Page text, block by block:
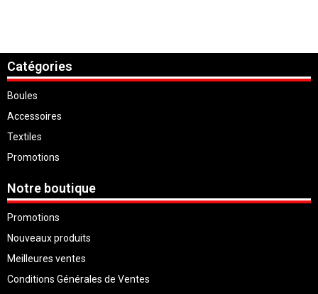
Catégories
Boules
Accessoires
Textiles
Promotions
Notre boutique
Promotions
Nouveaux produits
Meilleures ventes
Conditions Générales de Ventes